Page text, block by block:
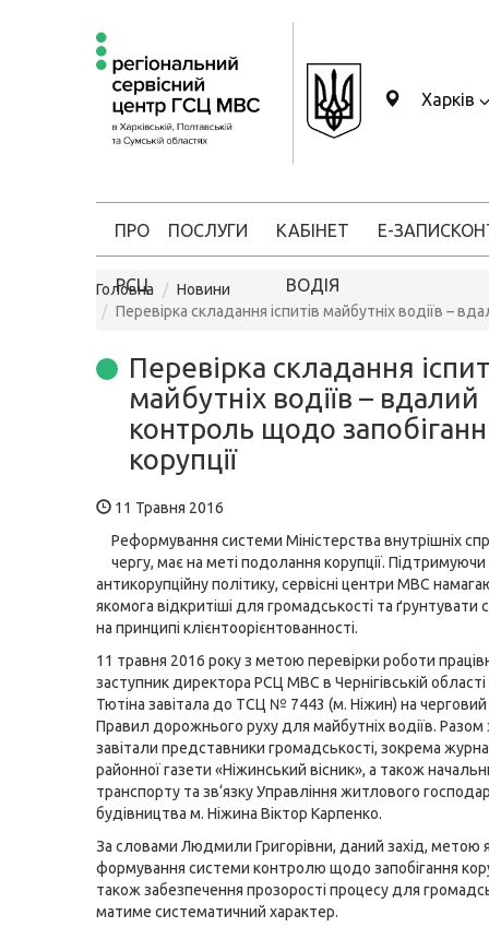
Харків
ПРО
РСЦ
ПОСЛУГИ КАБІНЕТ
ВОДІЯ
Е-ЗАПИС
Головна
Новини
Перевірка складання іспитів майбутніх водіїв –
Перевірка складання
майбутніх водіїв – вдалий
контроль щодо
корупції
11 Травня 2016
Реформування системи Міністерства внутрішніх
чергу, має на меті подолання корупції.
антикорупційну політику, сервісні центри МВС
якомога відкритіші для громадськості та ґрунтувати
на принципі клієнтоорієнтованності.
11 травня 2016 року з метою перевірки роботи
заступник директора РСЦ МВС в Чернігівській
Тютіна завітала до ТСЦ № 7443 (м. Ніжин) на черговий
Правил дорожнього руху для майбутніх водіїв.
завітали представники громадськості, зокрема
районної газети «Ніжинський вісник», а також
транспорту та зв‘язку Управління житлового
будівництва м. Ніжина Віктор Карпенко.
За словами Людмили Григорівни, даний захід, метою
формування системи контролю щодо запобігання
також забезпечення прозорості процесу для
матиме систематичний характер.